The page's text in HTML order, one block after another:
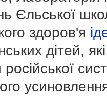
Єльської
здоров'я
дітей,